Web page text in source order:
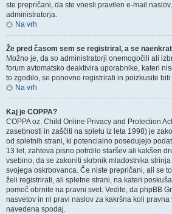
ste prepričani, da ste vnesli pravilen e-mail
administratorja.
Na vrh
Že pred časom sem se registriral, a se
Možno je, da so administratorji onemogočili ali
forum avtomatsko deaktivira uporabnike, kateri
to zgodilo, se ponovno registrirati in poizkusite
Na vrh
Kaj je COPPA?
COPPA oz. Child Online Privacy and Protection
zasebnosti in zaščiti na spletu iz leta 1998) je
od spletnih strani, ki potencialno posedujejo
13 let, zahteva pisno potrdilo staršev ali kakšen
vsebino, da se zakoniti skrbnik mladostnika
svojega oskrbovanca. Če niste prepričani, ali se
želi registrirati, ali spletne strani, na kateri
pomoč obrnite na pravni svet. Vedite, da phpBB
nasvetov in ni pravi naslov za kakršna koli
navedena spodaj.